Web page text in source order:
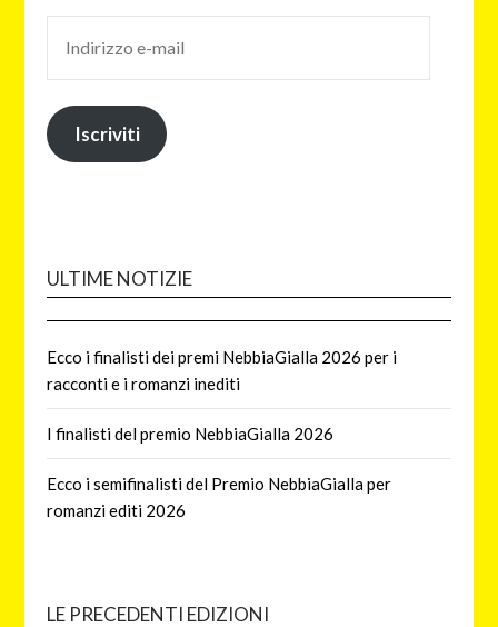
Iscriviti
ULTIME NOTIZIE
Ecco i finalisti dei premi NebbiaGialla 2026 per i
racconti e i romanzi inediti
I finalisti del premio NebbiaGialla 2026
Ecco i semifinalisti del Premio NebbiaGialla per
romanzi editi 2026
LE PRECEDENTI EDIZIONI